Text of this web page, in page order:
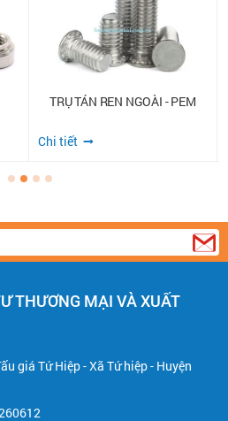
TRỤ TÁN REN NGOÀI - PEM
Chi tiết
THƯƠNG MẠI VÀ XUẤT
giá Tứ Hiệp - Xã Tứ hiệp - Huyện